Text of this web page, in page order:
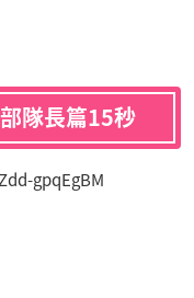
隊長篇15秒
gpqEgBM